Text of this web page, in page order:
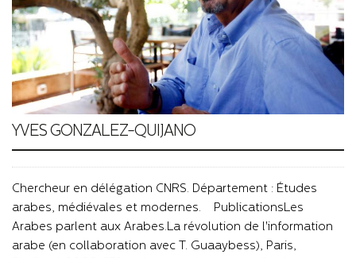
YVES GONZALEZ-QUIJANO
Chercheur en délégation CNRS. Département : Études
arabes, médiévales et modernes. PublicationsLes
Arabes parlent aux Arabes.La révolution de l'information
arabe (en collaboration avec T. Guaaybess), Paris,